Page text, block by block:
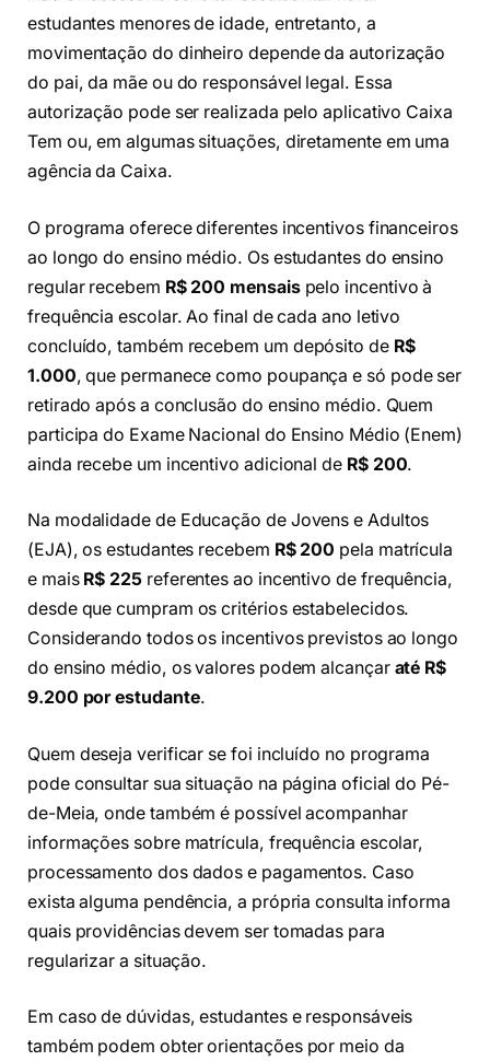
estudantes menores de idade, entretanto, a
movimentação do dinheiro depende da autorização
do pai, da mãe ou do responsável legal. Essa
autorização pode ser realizada pelo aplicativo Caixa
Tem ou, em algumas situações, diretamente em uma
agência da Caixa.
O programa oferece diferentes incentivos financeiros
ao longo do ensino médio. Os estudantes do ensino
regular recebem R$ 200 mensaispelo incentivo à
frequência escolar. Ao final de cada ano letivo
concluído, também recebem um depósito de R$
1.000, que permanece como poupança e só pode ser
retirado após a conclusão do ensino médio. Quem
participa do Exame Nacional do Ensino Médio (Enem)
ainda recebe um incentivo adicional de R$ 200.
Na modalidade de Educação de Jovens e Adultos
(EJA), os estudantes recebem R$ 200 pela matrícula
e mais R$ 225referentes ao incentivo de frequência,
desde que cumpram os critérios estabelecidos.
Considerando todos os incentivos previstos ao longo
do ensino médio, os valores podem alcançar até R$
9.200 por estudante.
Quem deseja verificar se foi incluído no programa
pode consultar sua situação na página oficial do Pé-
de-Meia, onde também é possível acompanhar
informações sobre matrícula, frequência escolar,
processamento dos dados e pagamentos. Caso
exista alguma pendência, a própria consulta informa
quais providências devem ser tomadas para
regularizar a situação.
Em caso de dúvidas, estudantes e responsáveis
também podem obter orientações por meio da